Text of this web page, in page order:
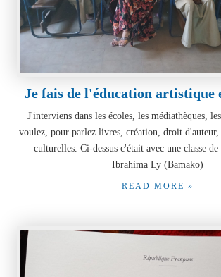
Je fais de l'éducation artistique
J'interviens dans les écoles, les médiathèques,
voulez, pour parlez livres, création, droit d'auteur,
culturelles. Ci-dessus c'était avec une classe
Ibrahima Ly (Bamako)
READ MORE »